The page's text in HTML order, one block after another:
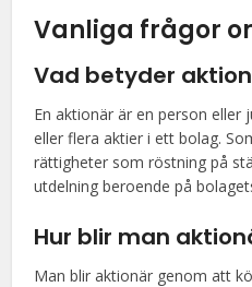
Vanliga frågor
Vad betyder
En aktionär är en person eller
eller flera aktier i ett bolag.
rättigheter som röstning på
utdelning beroende på
Hur blir man
Man blir aktionär genom att